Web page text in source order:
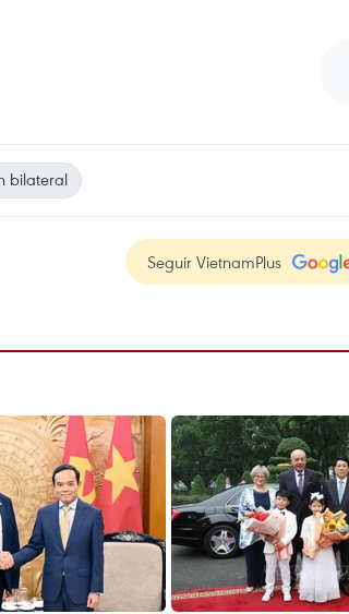
bilateral
Seguir VietnamPlus